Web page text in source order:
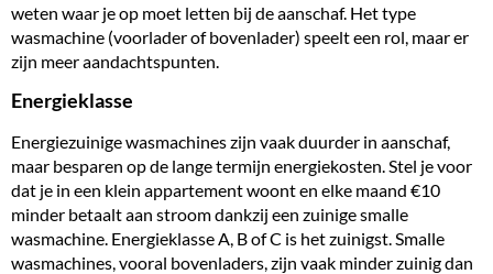
weten waar je op moet letten bij de aanschaf. Het type
wasmachine (voorlader of bovenlader) speelt een rol, maar er
zijn meer aandachtspunten.
Energieklasse
Energiezuinige wasmachines zijn vaak duurder in aanschaf,
maar besparen op de lange termijn energiekosten. Stel je voor
dat je in een klein appartement woont en elke maand €10
minder betaalt aan stroom dankzij een zuinige smalle
wasmachine. Energieklasse A, B of C is het zuinigst. Smalle
wasmachines, vooral bovenladers, zijn vaak minder zuinig dan